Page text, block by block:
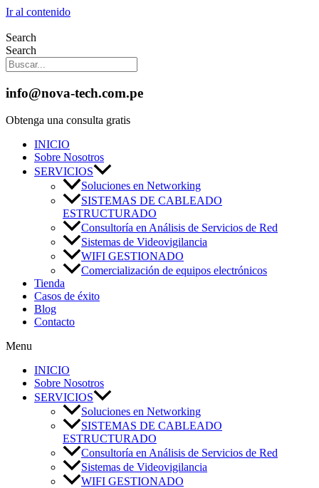
Ir al contenido
Search
Search
info@nova-tech.com.pe
Obtenga una consulta gratis
INICIO
Sobre Nosotros
SERVICIOS
Soluciones en Networking
SISTEMAS DE CABLEADO
ESTRUCTURADO
Consultoría en Análisis de Servicios de Red
Sistemas de Videovigilancia
WIFI GESTIONADO
Comercialización de equipos electrónicos
Tienda
Casos de éxito
Blog
Contacto
Menu
INICIO
Sobre Nosotros
SERVICIOS
Soluciones en Networking
SISTEMAS DE CABLEADO
ESTRUCTURADO
Consultoría en Análisis de Servicios de Red
Sistemas de Videovigilancia
WIFI GESTIONADO